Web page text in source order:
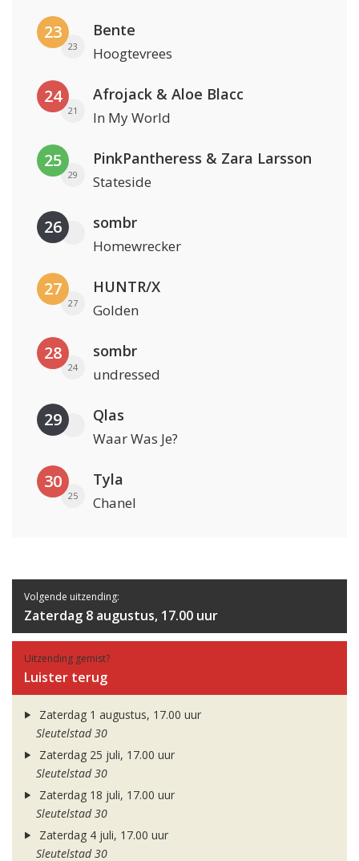
23
23
Bente
Hoogtevrees
24
21
Afrojack & Aloe Blacc
In My World
25
29
PinkPantheress & Zara Larsson
Stateside
26 sombr
Homewrecker
27
27
HUNTR/X
Golden
28
24
sombr
undressed
29 Qlas
Waar Was Je?
30
25
Tyla
Chanel
Volgende uitzending:
Zaterdag 8 augustus, 17.00 uur
Uitzending gemist?
Luister terug
Zaterdag 1 augustus, 17.00 uur
Sleutelstad 30
Zaterdag 25 juli, 17.00 uur
Sleutelstad 30
Zaterdag 18 juli, 17.00 uur
Sleutelstad 30
Zaterdag 4 juli, 17.00 uur
Sleutelstad 30